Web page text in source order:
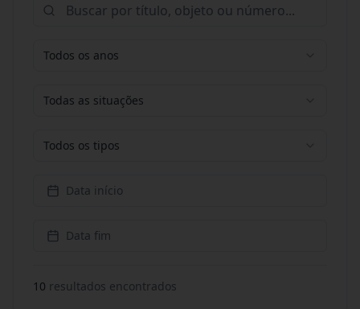
Todos os anos
Todas as situações
Todos os tipos
Data início
Data fim
10 resultados encontrados